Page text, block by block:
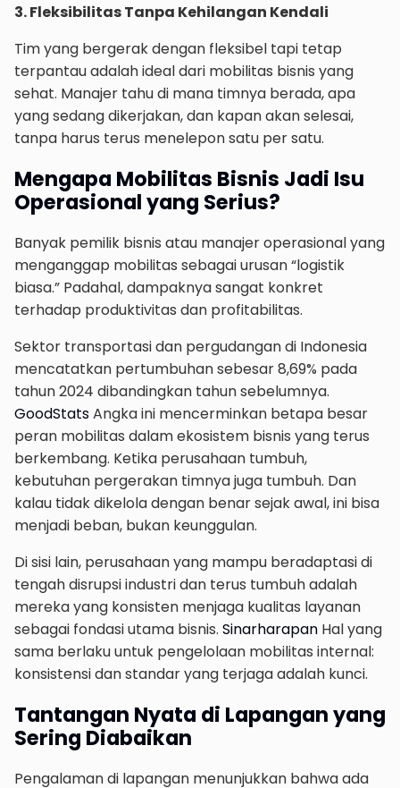
3. Fleksibilitas Tanpa Kehilangan Kendali
Tim yang bergerak dengan fleksibel tapi tetap
terpantau adalah ideal dari mobilitas bisnis yang
sehat. Manajer tahu di mana timnya berada, apa
yang sedang dikerjakan, dan kapan akan selesai,
tanpa harus terus menelepon satu per satu.
Mengapa Mobilitas Bisnis Jadi Isu
Operasional yang Serius?
Banyak pemilik bisnis atau manajer operasional yang
menganggap mobilitas sebagai urusan “logistik
biasa.” Padahal, dampaknya sangat konkret
terhadap produktivitas dan profitabilitas.
Sektor transportasi dan pergudangan di Indonesia
mencatatkan pertumbuhan sebesar 8,69% pada
tahun 2024 dibandingkan tahun sebelumnya.
GoodStatsAngka ini mencerminkan betapa besar
peran mobilitas dalam ekosistem bisnis yang terus
berkembang. Ketika perusahaan tumbuh,
kebutuhan pergerakan timnya juga tumbuh. Dan
kalau tidak dikelola dengan benar sejak awal, ini bisa
menjadi beban, bukan keunggulan.
Di sisi lain, perusahaan yang mampu beradaptasi di
tengah disrupsi industri dan terus tumbuh adalah
mereka yang konsisten menjaga kualitas layanan
sebagai fondasi utama bisnis. Sinarharapan Hal yang
sama berlaku untuk pengelolaan mobilitas internal:
konsistensi dan standar yang terjaga adalah kunci.
Tantangan Nyata di Lapangan yang
Sering Diabaikan
Pengalaman di lapangan menunjukkan bahwa ada